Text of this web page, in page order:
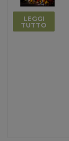
LEGGI
TUTTO